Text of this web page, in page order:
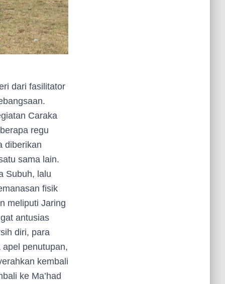
dari fasilitator
Caraka
regu
diberikan
sama lain.
Subuh, lalu
fisik
meliputi Jaring
antusias
diri, para
penutupan,
kembali
ke Ma’had